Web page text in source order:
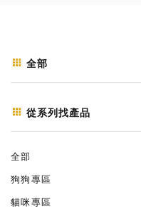
全部
從系列找產品
全部
狗狗專區
貓咪專區